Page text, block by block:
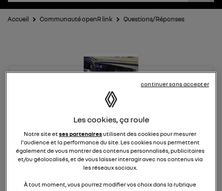
Accueil Communauté openR link Questions/Réponses
openR link
Système Multimédia Renault Group
413membres
Vivez une expérience connectée et personnalisée
Les cookies, ça roule
Notre site etses partenairesutilisent des cookies pour mesurer
l'audience et la performance du site. Les cookies nous permettent
également de vous montrer des contenus personnalisés, publicitaires
et/ou géolocalisés, et de vous laisser interagir avec nos contenus via
les réseaux sociaux.
À tout moment, vous pourrez modifier vos choix dans la rubrique
continuer sans accepter